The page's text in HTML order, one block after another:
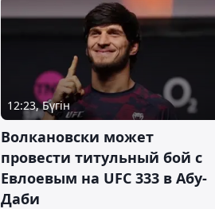
12:23, Бүгін
Волкановски может
провести титульный бой с
Евлоевым на UFC 333 в Абу-
Даби